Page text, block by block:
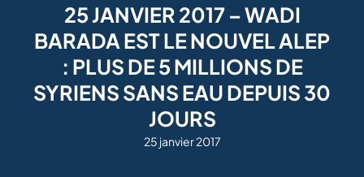
25 JANVIER 2017 – WADI
BARADA EST LE NOUVEL ALEP
: PLUS DE 5 MILLIONS DE
SYRIENS SANS EAU DEPUIS 30
JOURS
25 janvier 2017